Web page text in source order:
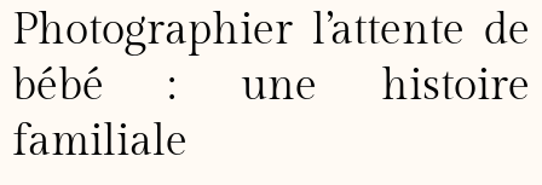
Photographier l’attente de
bébé : une histoire
familiale